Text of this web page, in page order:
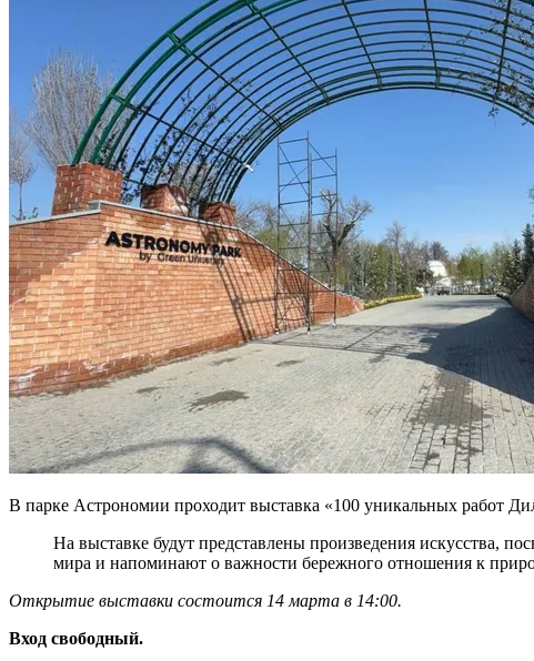
В парке Астрономии проходит выставка «100 уникальных работ
На выставке будут представлены произведения искусства,
мира и напоминают о важности бережного отношения к
Открытие выставки состоится 14 марта в 14:00.
Вход свободный.